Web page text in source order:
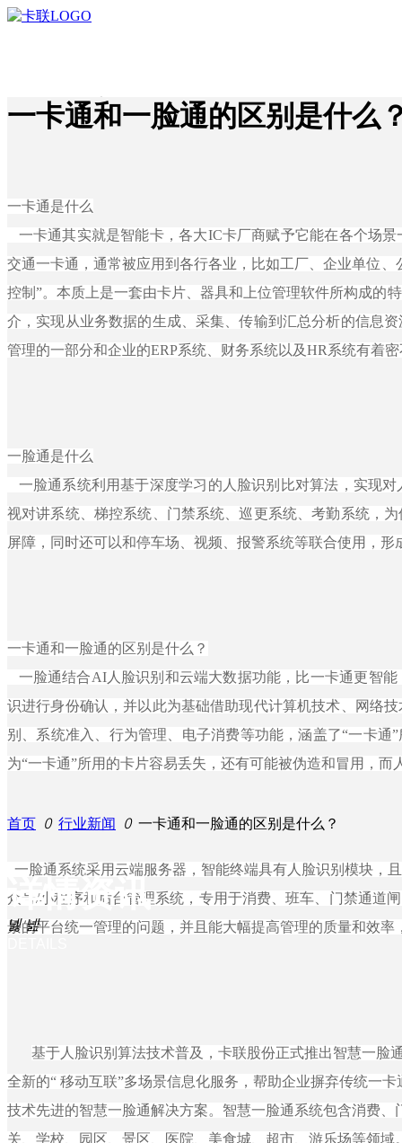
首页
车载智能终端
停车收费终端
道闸门禁终端
软件&云服务
智慧调度
智慧校巴
智慧校园
公司新闻
行业新闻
服务支持
服务政策
规格下载
关于卡联
企业文化
ꁸ 回到顶部
0755-8996 6666
一卡通和一脸通的区别是什么
一卡通是什么
一卡通其实就是智能卡，各大IC卡厂商赋予它能在各个场景
交通一卡通，通常被应用到各行各业，比如工厂、企业单位、
控制”。本质上是一套由卡片、器具和上位管理软件所构成的
介，实现从业务数据的生成、采集、传输到汇总分析的信息
管理的一部分和企业的ERP系统、财务系统以及HR系统有着
一脸通是什么
一脸通系统利用基于深度学习的人脸识别比对算法，实现
视对讲系统、梯控系统、门禁系统、巡更系统、考勤系统，
屏障，同时还可以和停车场、视频、报警系统等联合使用，形
一卡通和一脸通的区别是什么？
一脸通结合AI人脸识别和云端大数据功能，比一卡通更智能
识进行身份确认，并以此为基础借助现代计算机技术、网络
别、系统准入、行为管理、电子消费等功能，涵盖了“一卡
为“一卡通”所用的卡片容易丢失，还有可能被伪造和冒用，而
一脸通系统采用云端服务器，智能终端具有人脸识别模块，
众号/小程序和后台管理系统，专用于消费、班车、门禁通道
景的平台统一管理的问题，并且能大幅提高管理的质量和效率
基于人脸识别算法技术普及，卡联股份正式推出智慧一脸
全新的“ 移动互联”多场景信息化服务，帮助企业摒弃传统一
技术先进的智慧一脸通解决方案。智慧一脸通系统包含消费
关、学校、园区、景区、医院、美食城、超市、游乐场等领域
首页 ꄲ 行业新闻 ꄲ 一卡通和一脸通的区别是什么？
详情资讯
넳 넲